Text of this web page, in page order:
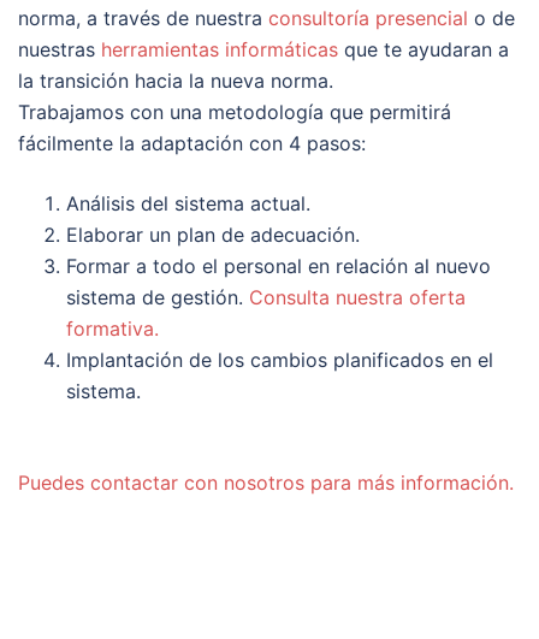
norma, a través de nuestra consultoría presencial o de
nuestras herramientas informáticas que te ayudaran a
la transición hacia la nueva norma.
Trabajamos con una metodología que permitirá
fácilmente la adaptación con 4 pasos:
Análisis del sistema actual.
Elaborar un plan de adecuación.
Formar a todo el personal en relación al nuevo
sistema de gestión. Consulta nuestra oferta
formativa.
Implantación de los cambios planificados en el
sistema.
Puedes contactar con nosotros para más información.